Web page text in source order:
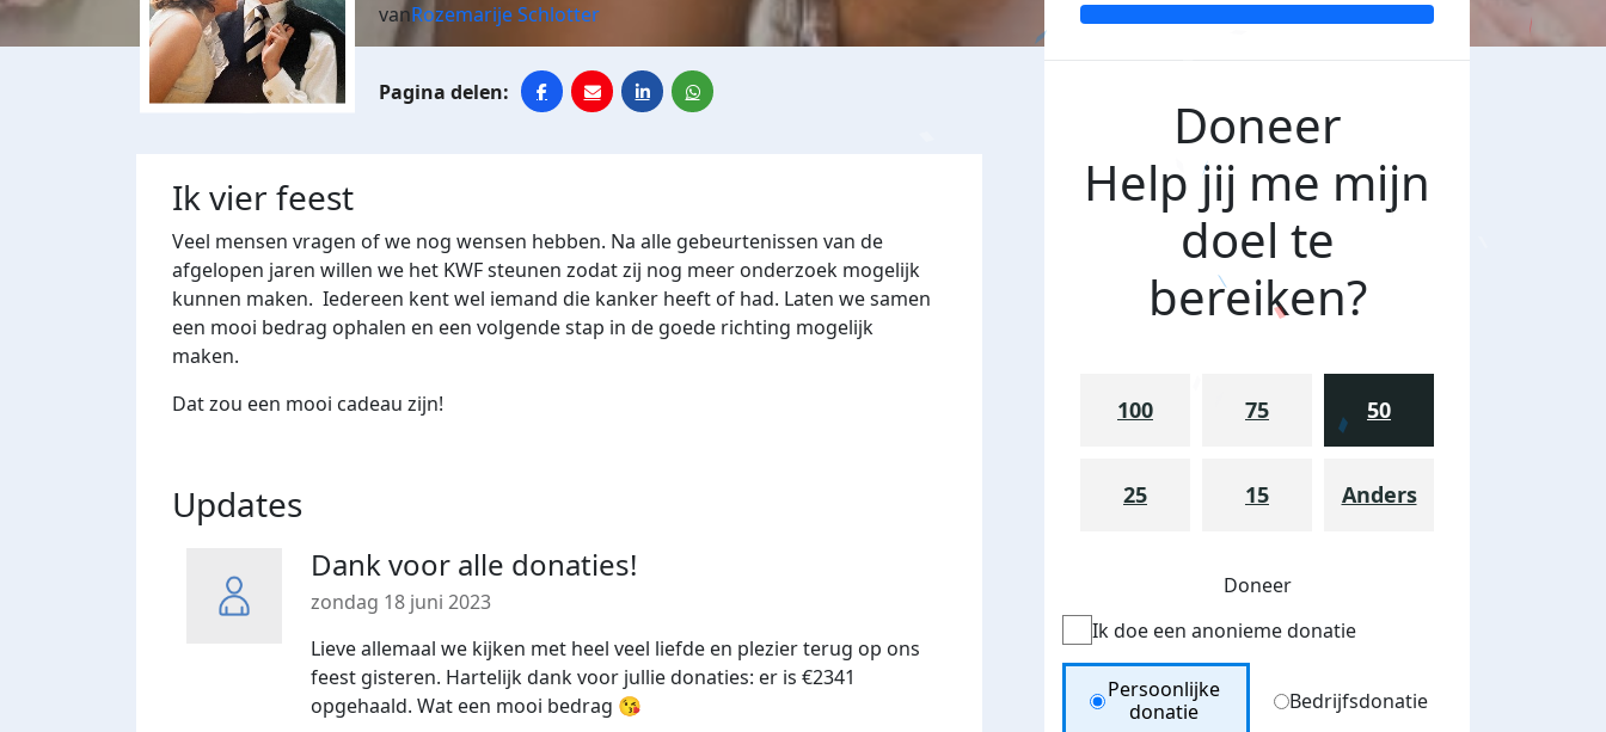
vanRozemarije Schlotter
Ik vier feest
Veel mensen vragen of we nog wensen hebben. Na alle gebeurtenissen van de
afgelopen jaren willen we het KWF steunen zodat zij nog meer onderzoek mogelijk
kunnen maken. Iedereen kent wel iemand die kanker heeft of had. Laten we samen
een mooi bedrag ophalen en een volgende stap in de goede richting mogelijk
maken.
Dat zou een mooi cadeau zijn!
Updates
Dank voor alle donaties!
zondag 18 juni 2023
Lieve allemaal we kijken met heel veel liefde en plezier terug op ons
feest gisteren. Hartelijk dank voor jullie donaties: er is €2341
opgehaald. Wat een mooi bedrag 😘
Doneer
Help jij me mijn
doel te
bereiken?
100 75 50
25 15 Anders
Doneer
Ik doe een anonieme donatie
Donation Type
Persoonlijke
donatie
Bedrijfsdonatie